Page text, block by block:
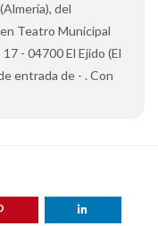
del
Teatro Municipal
- 04700 El Ejido (El
entrada de - . Con